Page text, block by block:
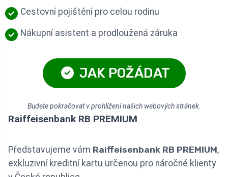
Cestovní pojištění pro celou rodinu
Nákupní asistent a prodloužená záruka
JAK POŽÁDAT
Budete pokračovat v prohlížení našich webových stránek.
Raiffeisenbank RB PREMIUM
Představujeme vám Raiffeisenbank RB PREMIUM,
exkluzivní kreditní kartu určenou pro náročné klienty